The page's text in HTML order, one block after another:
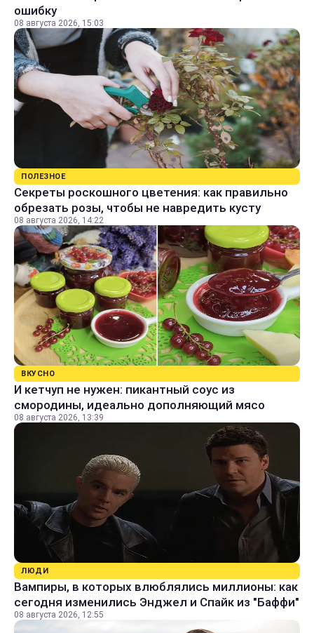
ошибку
08 августа 2026, 15:03
ПОЛЕЗНОЕ
Секреты роскошного цветения: как правильно
обрезать розы, чтобы не навредить кусту
08 августа 2026, 14:22
ВКУСНО
И кетчуп не нужен: пикантный соус из
смородины, идеально дополняющий мясо
08 августа 2026, 13:39
ЛЮДИ
Вампиры, в которых влюблялись миллионы: как
сегодня изменились Энджел и Спайк из "Баффи"
08 августа 2026, 12:55